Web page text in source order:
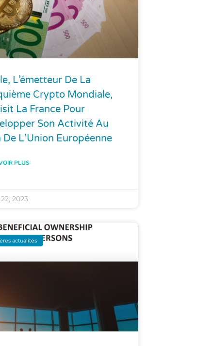
L’émetteur De La
Crypto Mondiale,
La France Pour
Son Activité Au
De L’Union Européenne
PLUS
2023
actualités